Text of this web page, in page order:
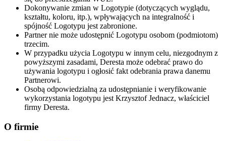
Dokonywanie zmian w Logotypie (dotyczących wyglądu,
kształtu, koloru, itp.), wpływających na integralność i
spójność Logotypu jest zabronione.
Partner nie może udostępnić Logotypu osobom (podmiotom)
trzecim.
W przypadku użycia Logotypu w innym celu, niezgodnym z
powyższymi zasadami, Deresta może odebrać prawo do
używania logotypu i ogłosić fakt odebrania prawa danemu
Partnerowi.
Osobą odpowiedzialną za udostępnianie i weryfikowanie
wykorzystania logotypu jest Krzysztof Jednacz, właściciel
firmy Deresta.
O firmie